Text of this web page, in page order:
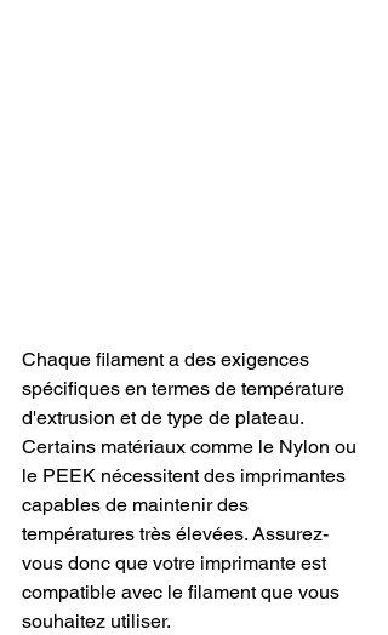
Chaque filament a des exigences
spécifiques en termes de température
d'extrusion et de type de plateau.
Certains matériaux comme le Nylon ou
le PEEK nécessitent des imprimantes
capables de maintenir des
températures très élevées. Assurez-
vous donc que votre imprimante est
compatible avec le filament que vous
souhaitez utiliser.